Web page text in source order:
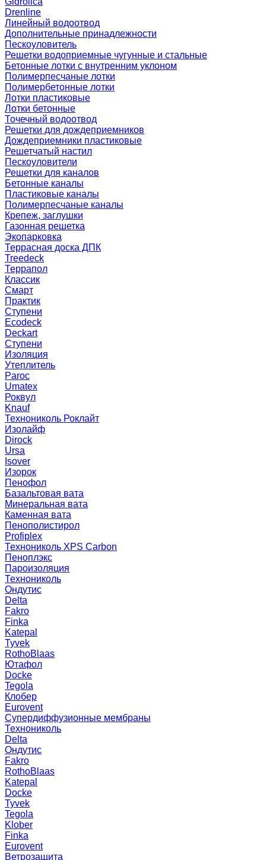
Drenline
Линейный водоотвод
Дополнительные принадлежности
Пескоуловитель
Решетки водоприемные чугунные и стальные
Бетонные лотки с внутренним уклоном
Полимерпесчаные лотки
Полимербетонные лотки
Лотки пластиковые
Лотки бетонные
Точечный водоотвод
Решетки для дождеприемников
Дождеприемники пластиковые
Решетчатый настил
Пескоуловители
Решетки для каналов
Бетонные каналы
Пластиковые каналы
Полимерпесчаные каналы
Крепеж, заглушки
Газонная решетка
Экопарковка
Террасная доска ДПК
Treedeck
Террапол
Классик
Смарт
Практик
Ступени
Ecodeck
Deckart
Ступени
Изоляция
Утеплитель
Paroc
Umatex
Роквул
Knauf
Технониколь Роклайт
Изолайф
Dirock
Ursa
Isover
Изорок
Пенофол
Базальтовая вата
Минеральная вата
Каменная вата
Пенополистирол
Profiplex
Технониколь XPS Carbon
Пеноплэкс
Пароизоляция
Технониколь
Ондутис
Delta
Fakro
Finka
Katepal
Tyvek
RothoBlaas
Ютафол
Docke
Tegola
Клобер
Eurovent
Супердиффузионные мембраны
Технониколь
Delta
Ондутис
Fakro
RothoBlaas
Katepal
Docke
Tyvek
Tegola
Klober
Finka
Eurovent
Ветрозащита